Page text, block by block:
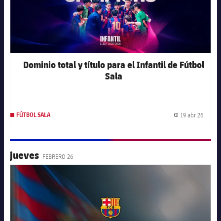
Dominio total y título para el Infantil de Fútbol
Sala
FÚTBOL SALA Fecha
19 abr 26
jueves FEBRERO 26